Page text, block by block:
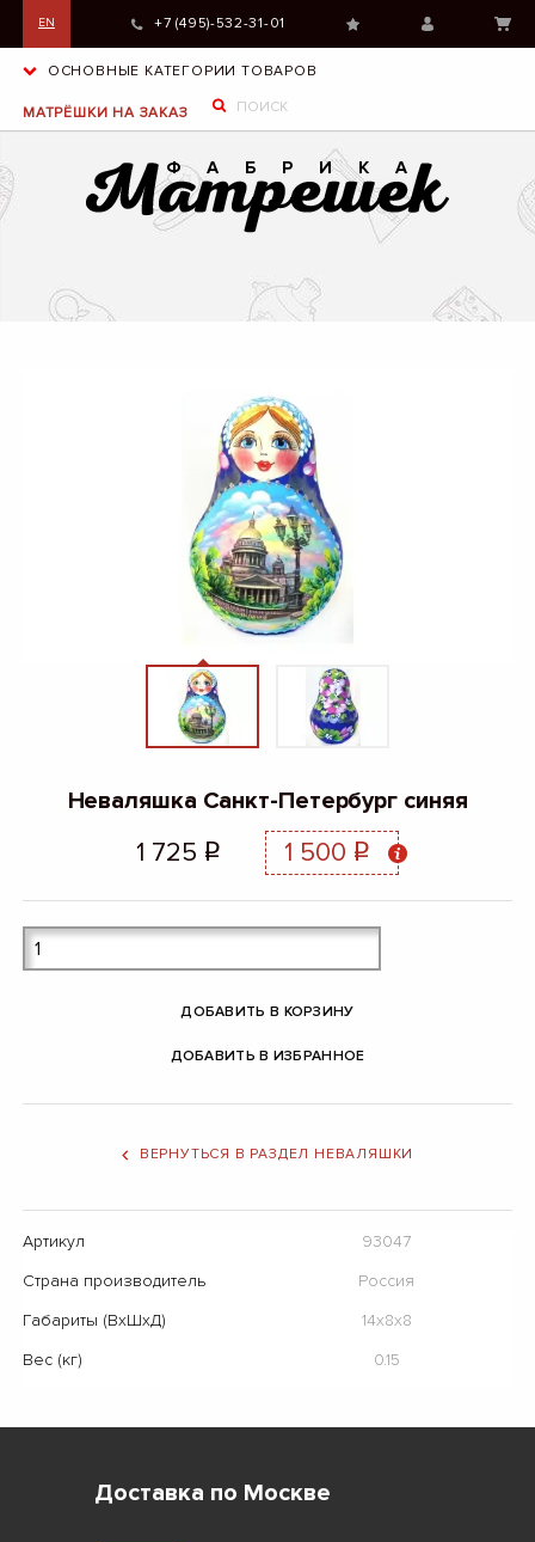
EN +7 (495)-532-31-01
ОСНОВНЫЕ КАТЕГОРИИ ТОВАРОВ
МАТРЁШКИ НА ЗАКАЗ
Неваляшка Санкт-Петербург синяя
1 725 q 1 500 q
ДОБАВИТЬ В КОРЗИНУ
ДОБАВИТЬ В ИЗБРАННОЕ
ВЕРНУТЬСЯ В РАЗДЕЛ НЕВАЛЯШКИ
Артикул
93047
Страна производитель
Россия
Габариты (ВхШхД)
14x8x8
Вес (кг)
0.15
Доставка по Москве